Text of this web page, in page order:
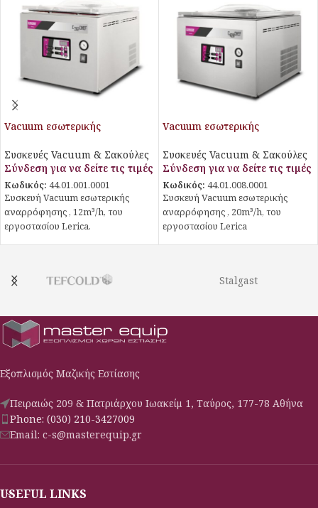
Vacuum εσωτερικής
Συσκευές Vacuum & Σακούλες
Σύνδεση για να δείτε τις τιμές
Κωδικός: 44.01.001.0001
Συσκευή Vacuum εσωτερικής
αναρρόφησης , 12m³/h, του
εργοστασίου Lerica.
Vacuum εσωτερικής
Συσκευές Vacuum & Σακούλες
Σύνδεση για να δείτε τις τιμές
Κωδικός: 44.01.008.0001
Συσκευή Vacuum εσωτερικής
αναρρόφησης , 20m³/h, του
εργοστασίου Lerica
Stalgast
Εξοπλισμός Μαζικής Εστίασης
Πειραιώς 209 & Πατριάρχου Ιωακείμ 1, Ταύρος, 177-78 Αθήνα
Phone: (030) 210-3427009
Email: c-s@masterequip.gr
USEFUL LINKS